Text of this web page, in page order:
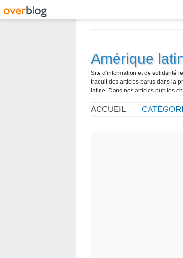
Amérique
Site d'information et de solidarité
traduit des articles parus dans la
latine. Dans nos articles publiés
ACCUEIL